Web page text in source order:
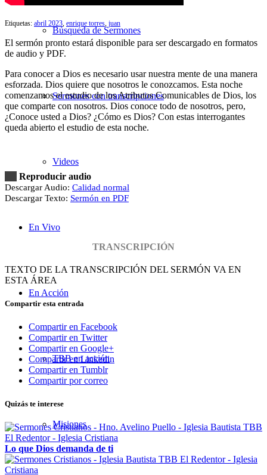
Búsqueda de Sermones
Sermones con transcripciones
Videos
En Vivo
En Acción
TBB en acción
Misiones
Etiquetas: abril 2023 enrique torres juan
El sermón pronto estará disponible para ser descargado en formatos
de audio y PDF.
Para conocer a Dios es necesario usar nuestra mente de una manera
esforzada. Dios quiere que nosotros le conozcamos. Esta noche
comenzamos el estudio de los Atributos Comunicables de Dios, los
que comparte con nosotros. Dios conoce todo de nosotros, pero,
¿Conoce usted a Dios? ¿Cómo es Dios? Con estas interrogantes
queda abierto el estudio de esta noche.
Reproducir audio
Descargar Audio: Calidad normal
Descargar Texto: Sermón en PDF
TRANSCRIPCIÓN
TEXTO DE LA TRANSCRIPCIÓN DEL SERMÓN VA EN
ESTA ÁREA
Compartir esta entrada
Compartir en Facebook
Compartir en Twitter
Compartir en Google+
Compartir en Linkedin
Compartir en Tumblr
Compartir por correo
Quizás te interese
Lo que Dios demanda de ti